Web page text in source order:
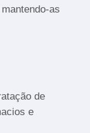
as
de
e